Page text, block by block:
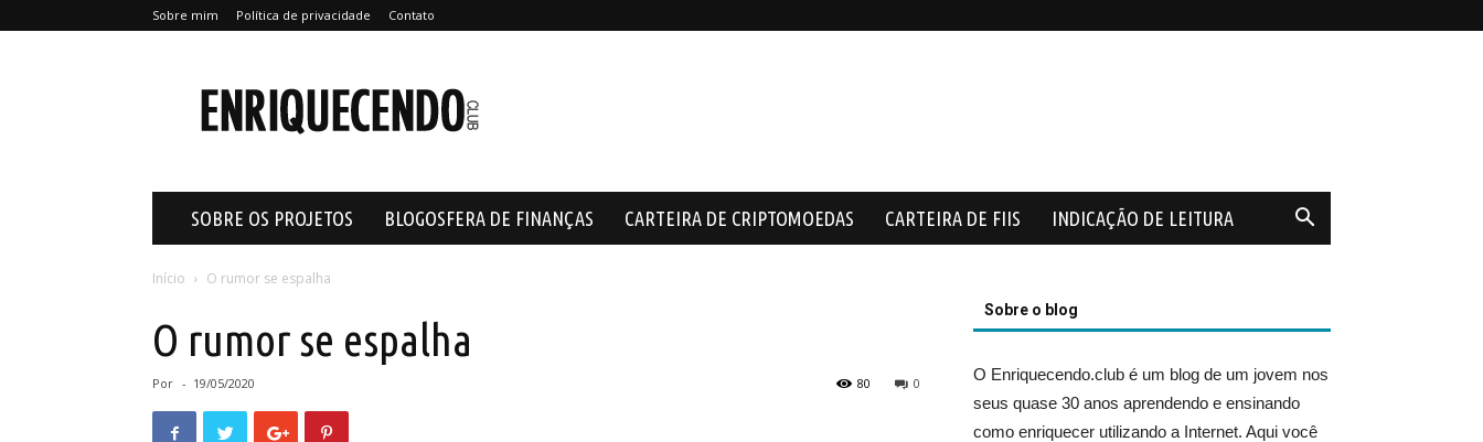
Sobre mim Política de privacidade Contato
SOBRE OS PROJETOS BLOGOSFERA DE FINANÇAS CARTEIRA DE CRIPTOMOEDAS CARTEIRA DE FIIS INDICAÇÃO DE LEITURA
Início O rumor se espalha
O rumor se espalha
Por - 19/05/2020 0
80
Sobre o blog
O Enriquecendo.club é um blog de um jovem nos
seus quase 30 anos aprendendo e ensinando
como enriquecer utilizando a Internet. Aqui você